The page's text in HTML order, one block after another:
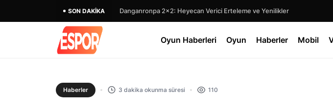
SON DAKIKA Danganronpa 2×2: Heyecan Verici Erteleme ve Yenilikler
Oyun Haberleri Oyun Haberler Mobil
Haberler 3 dakika okunma süresi 110